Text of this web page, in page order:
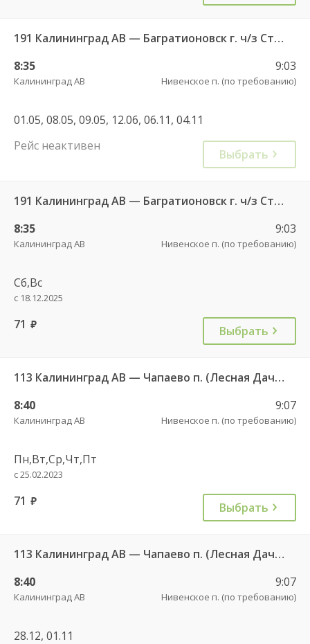
191 Калининград АВ — Багратионовск г. ч/з Стрельня п., Долгоруково п.
8:35
Калининград АВ
9:03
Нивенское п. (по требованию)
01.05, 08.05, 09.05, 12.06, 06.11, 04.11
Рейс неактивен
Выбрать
191 Калининград АВ — Багратионовск г. ч/з Стрельня п., Долгоруково п.
8:35
Калининград АВ
9:03
Нивенское п. (по требованию)
Сб,Вс
с 18.12.2025
71 руб. Выбрать
113 Калининград АВ — Чапаево п. (Лесная Дача) ч/з Багратионовск г., Долгоруково п.
8:40
Калининград АВ
9:07
Нивенское п. (по требованию)
Пн,Вт,Ср,Чт,Пт
с 25.02.2023
71 руб. Выбрать
113 Калининград АВ — Чапаево п. (Лесная Дача) ч/з Багратионовск г., Долгоруково п.
8:40
Калининград АВ
9:07
Нивенское п. (по требованию)
28.12, 01.11